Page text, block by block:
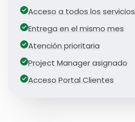
Acceso a todos los servicios
Entrega en el mismo mes
Atención prioritaria
Project Manager asignado
Acceso Portal Clientes